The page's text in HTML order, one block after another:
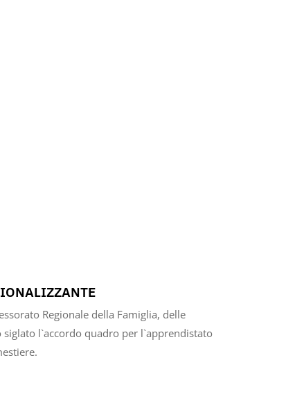
Regionale della Famiglia, delle
l`accordo quadro per l`apprendistato